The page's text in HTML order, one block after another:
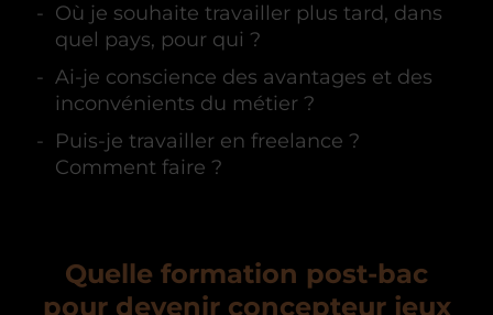
Où je souhaite travailler plus tard, dans
quel pays, pour qui ?
Ai-je conscience des avantages et des
inconvénients du métier ?
Puis-je travailler en freelance ?
Comment faire ?
Quelle formation post-bac
pour devenir concepteur jeux